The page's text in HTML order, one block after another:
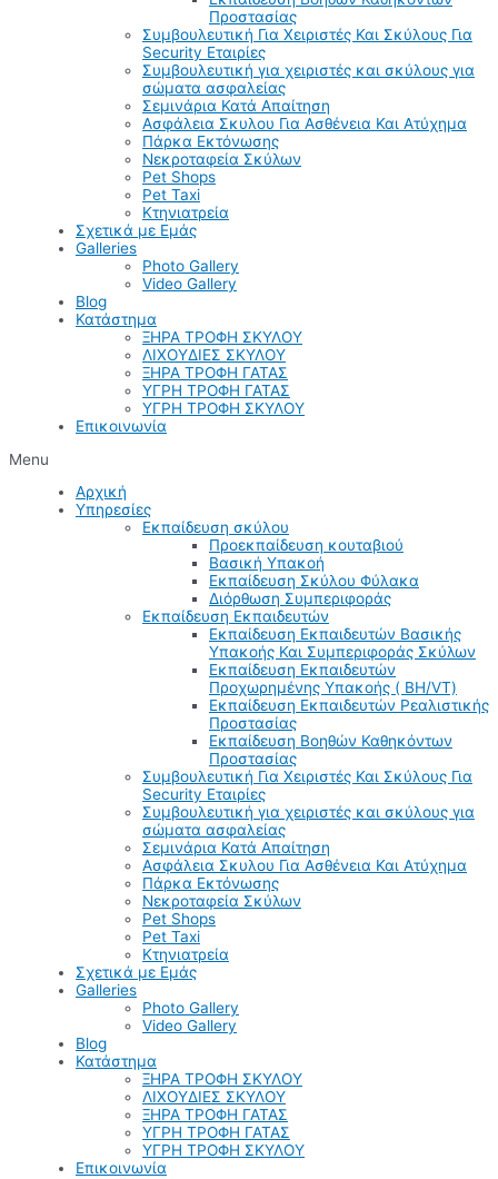
Προστασίας
Συμβουλευτική Για Χειριστές Και Σκύλους Για
Security Εταιρίες
Συμβουλευτική για χειριστές και σκύλους για
σώματα ασφαλείας
Σεμινάρια Κατά Απαίτηση
Ασφάλεια Σκυλου Για Ασθένεια Και Ατύχημα
Πάρκα Εκτόνωσης
Νεκροταφεία Σκύλων
Pet Shops
Pet Taxi
Κτηνιατρεία
Σχετικά με Εμάς
Galleries
Photo Gallery
Video Gallery
Blog
Κατάστημα
ΞΗΡΑ ΤΡΟΦΗ ΣΚΥΛΟΥ
ΛΙΧΟΥΔΙΕΣ ΣΚΥΛΟΥ
ΞΗΡΑ ΤΡΟΦΗ ΓΑΤΑΣ
ΥΓΡΗ ΤΡΟΦΗ ΓΑΤΑΣ
ΥΓΡΗ ΤΡΟΦΗ ΣΚΥΛΟΥ
Επικοινωνία
Menu
Αρχική
Υπηρεσίες
Εκπαίδευση σκύλου
Προεκπαίδευση κουταβιού
Βασική Υπακοή
Εκπαίδευση Σκύλου Φύλακα
Διόρθωση Συμπεριφοράς
Εκπαίδευση Εκπαιδευτών
Εκπαίδευση Εκπαιδευτών Βασικής
Υπακοής Και Συμπεριφοράς Σκύλων
Εκπαίδευση Εκπαιδευτών
Προχωρημένης Υπακοής ( BH/VT)
Εκπαίδευση Εκπαιδευτών Ρεαλιστικής
Προστασίας
Εκπαίδευση Βοηθών Καθηκόντων
Προστασίας
Συμβουλευτική Για Χειριστές Και Σκύλους Για
Security Εταιρίες
Συμβουλευτική για χειριστές και σκύλους για
σώματα ασφαλείας
Σεμινάρια Κατά Απαίτηση
Ασφάλεια Σκυλου Για Ασθένεια Και Ατύχημα
Πάρκα Εκτόνωσης
Νεκροταφεία Σκύλων
Pet Shops
Pet Taxi
Κτηνιατρεία
Σχετικά με Εμάς
Galleries
Photo Gallery
Video Gallery
Blog
Κατάστημα
ΞΗΡΑ ΤΡΟΦΗ ΣΚΥΛΟΥ
ΛΙΧΟΥΔΙΕΣ ΣΚΥΛΟΥ
ΞΗΡΑ ΤΡΟΦΗ ΓΑΤΑΣ
ΥΓΡΗ ΤΡΟΦΗ ΓΑΤΑΣ
ΥΓΡΗ ΤΡΟΦΗ ΣΚΥΛΟΥ
Επικοινωνία